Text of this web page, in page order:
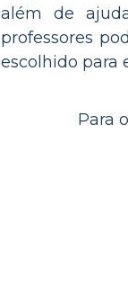
além de
professores
escolhido para
Para